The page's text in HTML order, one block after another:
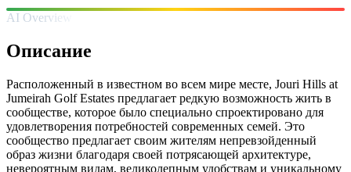
AI Overview
Описание
Расположенный в известном во всем мире месте, Jouri Hills at
Jumeirah Golf Estates предлагает редкую возможность жить в
сообществе, которое было специально спроектировано для
удовлетворения потребностей современных семей. Это
сообщество предлагает своим жителям непревзойденный
образ жизни благодаря своей потрясающей архитектуре,
невероятным видам, великолепным удобствам и уникальному